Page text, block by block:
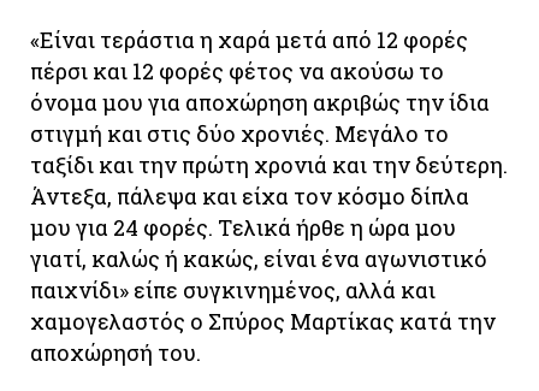
«Είναι τεράστια η χαρά μετά από 12 φορές
πέρσι και 12 φορές φέτος να ακούσω το
όνομα μου για αποχώρηση ακριβώς την ίδια
στιγμή και στις δύο χρονιές. Μεγάλο το
ταξίδι και την πρώτη χρονιά και την δεύτερη.
Άντεξα, πάλεψα και είχα τον κόσμο δίπλα
μου για 24 φορές. Tελικά ήρθε η ώρα μου
γιατί, καλώς ή κακώς, είναι ένα αγωνιστικό
παιχνίδι» είπε συγκινημένος, αλλά και
χαμογελαστός ο Σπύρος Μαρτίκας κατά την
αποχώρησή του.